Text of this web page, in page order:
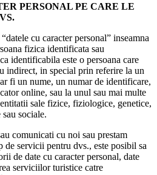
PERSONAL PE CARE LE
cu caracter personal” inseamna
fizica identificata sau
identificabila este o persoana care
indirect, in special prin referire la un
fi un nume, un numar de identificare,
online, sau la unul sau mai multe
sale fizice, fiziologice, genetice,
sociale.
comunicati cu noi sau prestam
de servicii pentru dvs., este posibil sa
de date cu caracter personal, date
serviciilor turistice catre